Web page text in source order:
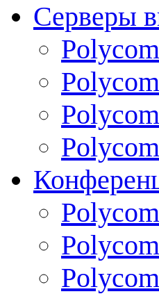
Серверы